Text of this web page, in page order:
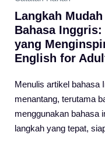
Langkah
Bahasa
yang
English for
Menulis artikel bahasa
menantang, terutama
menggunakan bahasa
langkah yang tepat,